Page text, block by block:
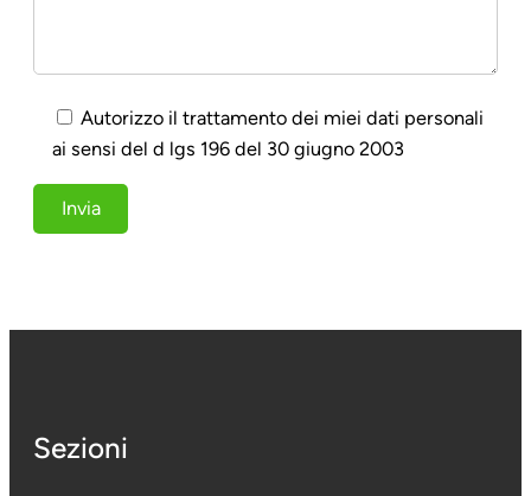
Autorizzo il trattamento dei miei dati personali
ai sensi del d lgs 196 del 30 giugno 2003
Sezioni